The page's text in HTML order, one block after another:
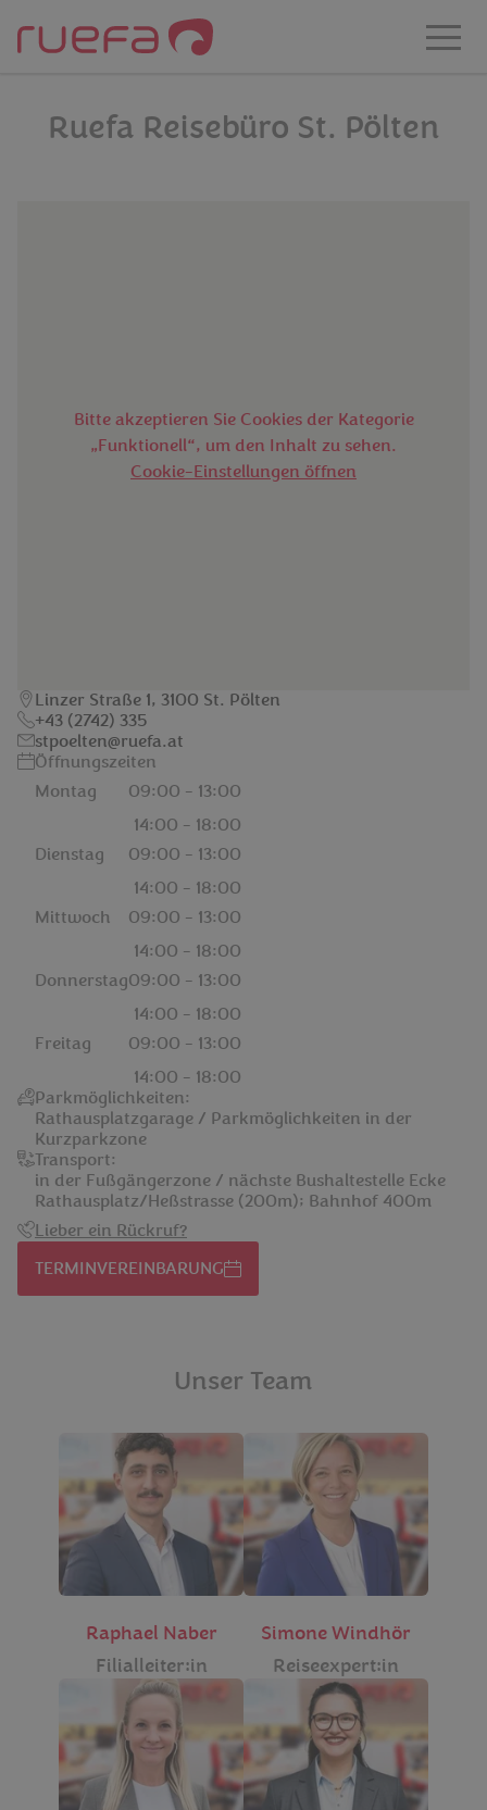
Zum Hauptinhalt springen
Ruefa Reisebüro St. Pölten
Linzer Straße 1, 3100 St. Pölten
+43 (2742) 335
stpoelten@ruefa.at
Öffnungszeiten
Montag
09:00 - 13:00
14:00 - 18:00
Dienstag
09:00 - 13:00
14:00 - 18:00
Mittwoch
09:00 - 13:00
14:00 - 18:00
Donnerstag09:00 - 13:00
14:00 - 18:00
Freitag
09:00 - 13:00
14:00 - 18:00
Parkmöglichkeiten:
Rathausplatzgarage / Parkmöglichkeiten in der
Kurzparkzone
Transport:
in der Fußgängerzone / nächste Bushaltestelle Ecke
Rathausplatz/Heßstrasse (200m); Bahnhof 400m
Lieber ein Rückruf?
TERMINVEREINBARUNG
Bitte akzeptieren Sie Cookies der Kategorie
„Funktionell“, um den Inhalt zu sehen.
Cookie-Einstellungen öffnen
Unser Team
Raphael Naber
Filialleiter:in
Simone Windhör
Reiseexpert:in